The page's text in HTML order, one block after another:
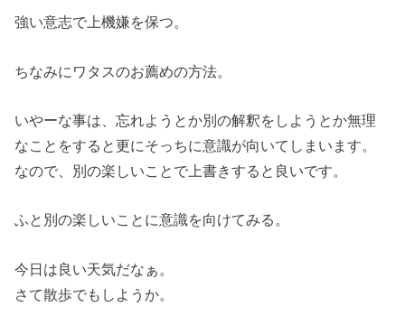
強い意志で上機嫌を保つ。
ちなみにワタスのお薦めの方法。
いやーな事は、忘れようとか別の解釈をしようとか無理
なことをすると更にそっちに意識が向いてしまいます。
なので、別の楽しいことで上書きすると良いです。
ふと別の楽しいことに意識を向けてみる。
今日は良い天気だなぁ。
さて散歩でもしようか。